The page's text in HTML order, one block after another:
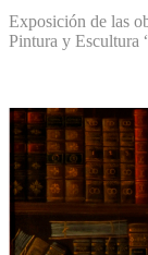
Exposición de las
Pintura y Escultura